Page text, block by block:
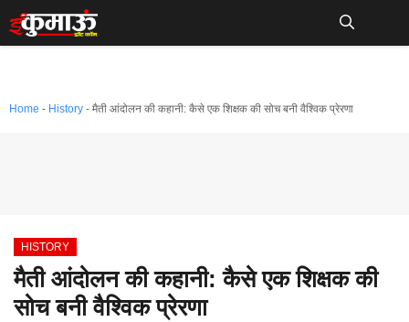
Skip
to
Home - History - मैती आंदोलन की कहानी: कैसे एक शिक्षक की सोच बनी वैश्विक प्रेरणा
HISTORY
मैती आंदोलन की कहानी: कैसे एक शिक्षक की
सोच बनी वैश्विक प्रेरणा